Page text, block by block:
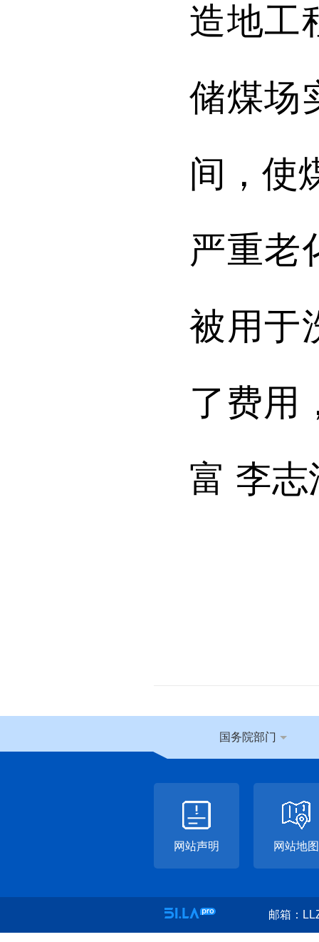
造地工
储煤场
间，使
严重老
被用于
了费用
富 李志
国务院部门
网站声明 网站地图
邮箱：